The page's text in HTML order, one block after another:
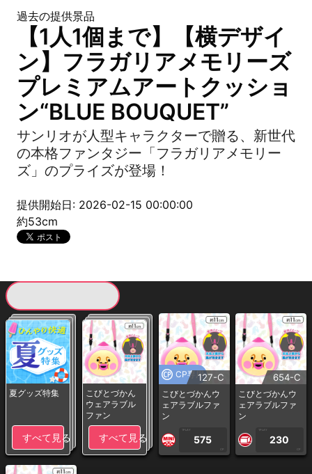
過去の提供景品
【1人1個まで】【横デザイ
ン】フラガリアメモリーズ
プレミアムアートクッショ
ン“BLUE BOUQUET”
サンリオが人型キャラクターで贈る、新世代
の本格ファンタジー「フラガリアメモリー
ズ」のプライズが登場！
提供開始日: 2026-02-15 00:00:00
約53cm
夏グッズ特集
すべて見る
こびとづかん
ウェアラブル
ファン
すべて見る
CP専用127-C
こびとづかんウ
ェアラブルファ
ン
1PLAY
575
CP
654-C
こびとづかんウ
ェアラブルファ
ン
1PLAY
230
CP